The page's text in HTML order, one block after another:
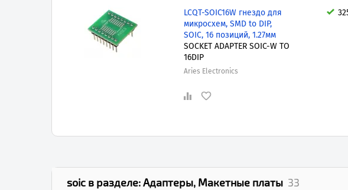
LCQT-SOIC16W гнездо для
микросхем, SMD to DIP,
SOIC, 16 позиций, 1.27мм
SOCKET ADAPTER SOIC-W TO
16DIP
Aries Electronics
soic в разделе:Адаптеры, Макетные платы 33